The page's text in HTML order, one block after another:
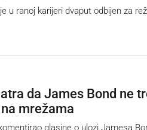
u ranoj karijeri dvaput odbijen za
da James Bond ne
mrežama
glasine o ulozi Jamesa